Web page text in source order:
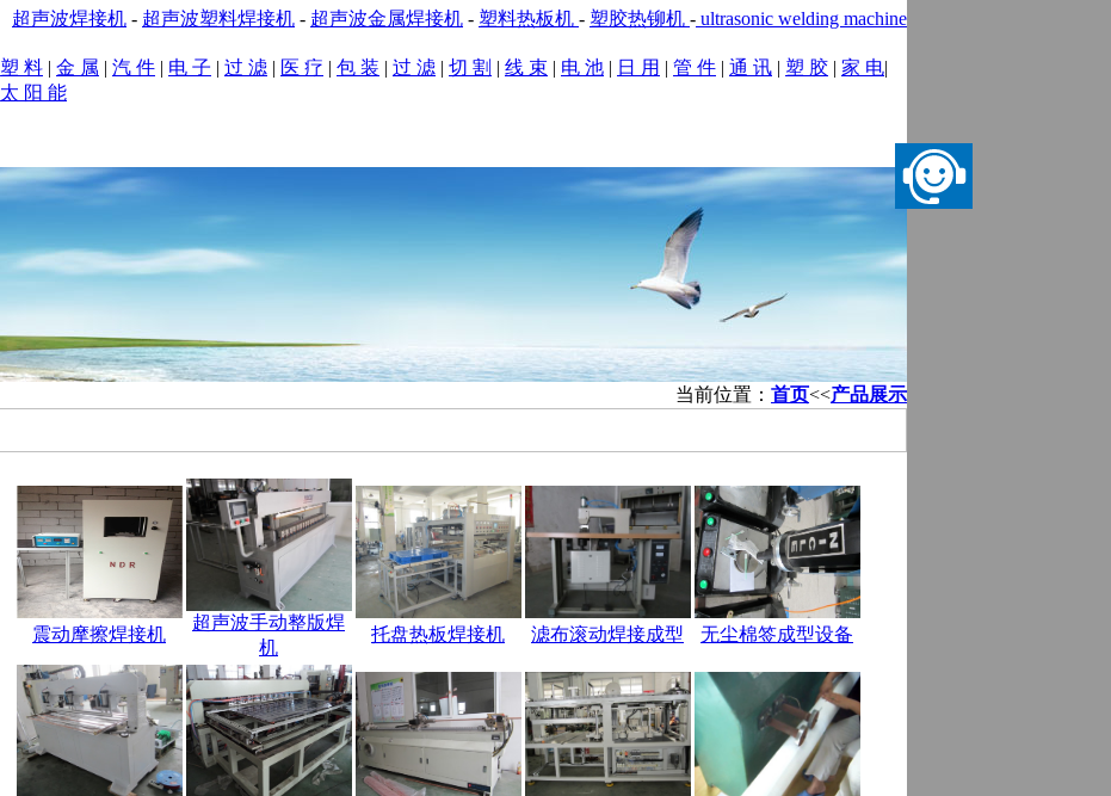
超声波焊接机 - 超声波塑料焊接机 - 超声波金属焊接机 - 塑料热板机 - 塑胶热铆机 - ultrasonic welding machine
塑 料 | 金 属 | 汽 件 | 电 子 | 过 滤 | 医 疗 | 包 装 | 过 滤 | 切 割 | 线 束 | 电 池 | 日 用 | 管 件 | 通 讯 | 塑 胶 | 家 电|
太 阳 能
当前位置： 首页<<产品展示
震动摩擦焊接机
超声波手动整版焊
机
托盘热板焊接机 滤布滚动焊接成型 无尘棉签成型设备